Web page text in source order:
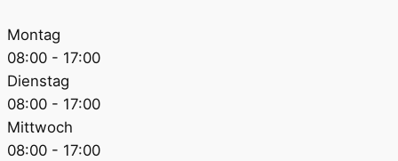
Montag
08:00 - 17:00
Dienstag
08:00 - 17:00
Mittwoch
08:00 - 17:00